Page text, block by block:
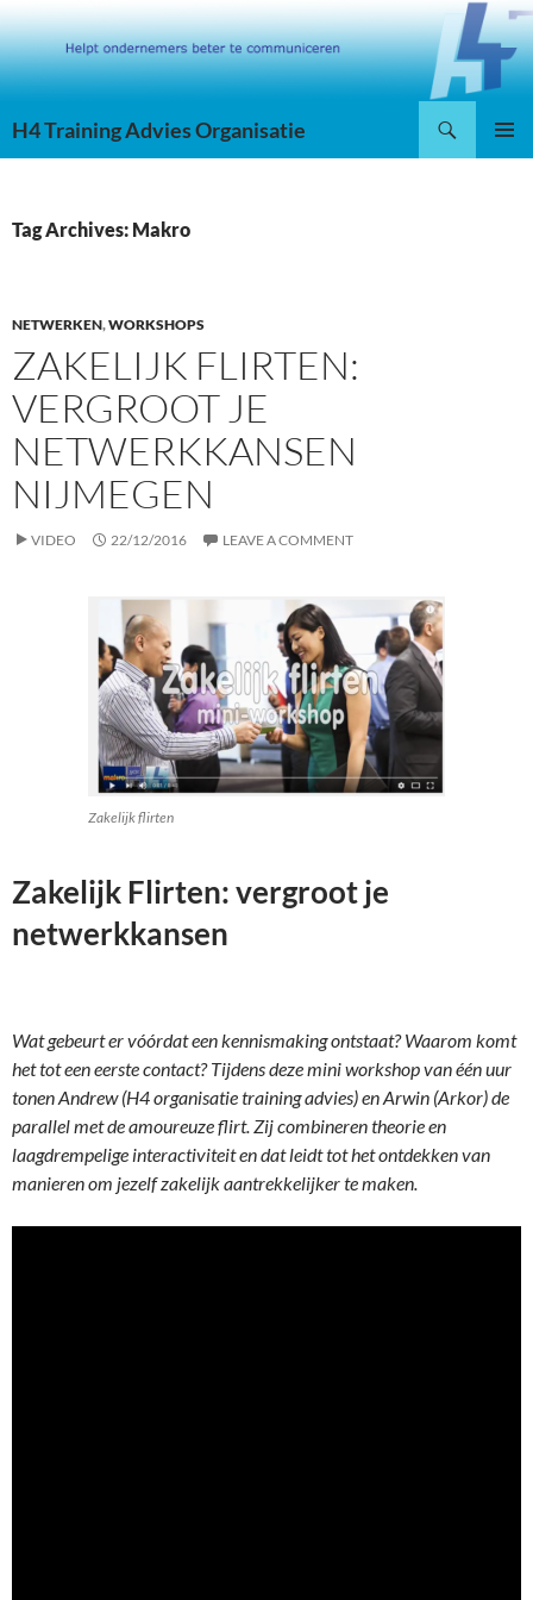
Skip
to
content
H4 Training Advies Organisatie
Tag Archives: Makro
NETWERKEN,WORKSHOPS
ZAKELIJK FLIRTEN:
VERGROOT JE
NETWERKKANSEN
NIJMEGEN
VIDEO 22/12/2016 LEAVE A COMMENT
Zakelijk flirten
Zakelijk Flirten: vergroot je
netwerkkansen
Wat gebeurt er vóórdat een kennismaking ontstaat? Waarom komt
het tot een eerste contact? Tijdens deze mini workshop van één uur
tonen Andrew (H4 organisatie training advies) en Arwin (Arkor) de
parallel met de amoureuze flirt. Zij combineren theorie en
laagdrempelige interactiviteit en dat leidt tot het ontdekken van
manieren om jezelf zakelijk aantrekkelijker te maken.